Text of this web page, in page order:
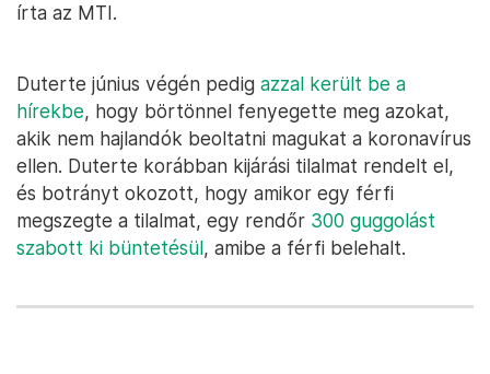
írta az MTI.
Duterte június végén pedig azzal került be a
hírekbe, hogy börtönnel fenyegette meg azokat,
akik nem hajlandók beoltatni magukat a koronavírus
ellen. Duterte korábban kijárási tilalmat rendelt el,
és botrányt okozott, hogy amikor egy férfi
megszegte a tilalmat, egy rendőr 300 guggolást
szabott ki büntetésül, amibe a férfi belehalt.